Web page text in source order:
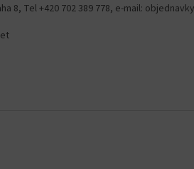
8, Tel +420 702 389 778, e-mail: